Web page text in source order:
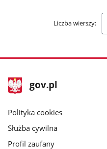
Liczba wierszy:
stopka
gov.pl
Strona
gov.pl
gov.pl
Polityka cookies
Służba cywilna
Profil zaufany